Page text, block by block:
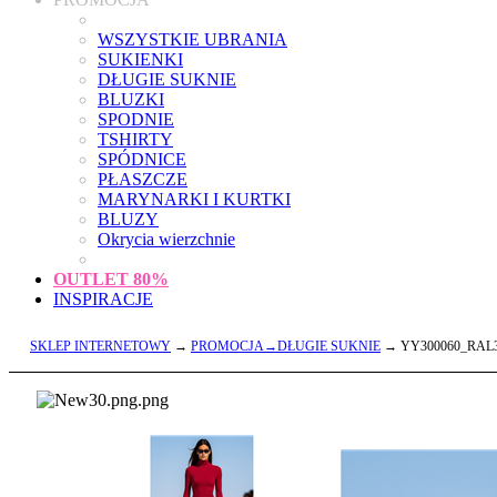
WSZYSTKIE UBRANIA
SUKIENKI
DŁUGIE SUKNIE
BLUZKI
SPODNIE
TSHIRTY
SPÓDNICE
PŁASZCZE
MARYNARKI I KURTKI
BLUZY
Okrycia wierzchnie
OUTLET 80%
INSPIRACJE
SKLEP INTERNETOWY → PROMOCJA→DŁUGIE SUKNIE →